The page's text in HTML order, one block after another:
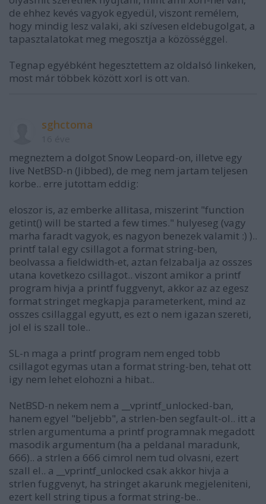
de ehhez kevés vagyok egyedül, viszont remélem,
hogy mindig lesz valaki, aki szívesen eldebugolgat, a
tapasztalatokat meg megosztja a közösséggel.
Tegnap egyébként hegesztettem az oldalsó linkeken,
most már többek között xorl is ott van.
sghctoma
megneztem a dolgot Snow Leopard-on, illetve egy
live NetBSD-n (Jibbed), de meg nem jartam teljesen
korbe.. erre jutottam eddig:
eloszor is, az emberke allitasa, miszerint "function
getint() will be started a few times." hulyeseg (vagy
marha faradt vagyok, es nagyon benezek valamit :) )..
printf talal egy csillagot a format string-ben,
beolvassa a fieldwidth-et, aztan felzabalja az osszes
utana kovetkezo csillagot.. viszont amikor a printf
program hivja a printf fuggvenyt, akkor az az egesz
format stringet megkapja parameterkent, mind az
osszes csillaggal egyutt, es ezt o nem igazan szereti,
jol el is szall tole..
SL-n maga a printf program nem enged tobb
csillagot egymas utan a format string-ben, tehat ott
igy nem lehet elohozni a hibat..
NetBSD-n nekem nem a __vprintf_unlocked-ban,
hanem egyel "beljebb", a strlen-ben segfault-ol.. itt a
strlen argumentuma a printf programnak megadott
masodik argumentum (ha a peldanal maradunk,
666).. a strlen a 666 cimrol nem tud olvasni, ezert
szall el.. a __vprintf_unlocked csak akkor hivja a
strlen fuggvenyt, ha stringet akarunk megjeleniteni,
ezert kell string tipus a format string-be..